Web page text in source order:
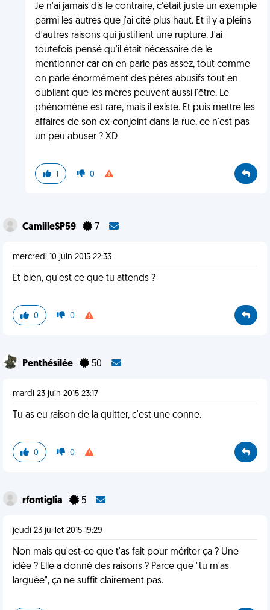
Je n'ai jamais dis le contraire, c'était juste un exemple
parmi les autres que j'ai cité plus haut. Et il y a pleins
d'autres raisons qui justifient une rupture. J'ai
toutefois pensé qu'il était nécessaire de le
mentionner car on en parle pas assez, tout comme
on parle énormément des pères abusifs tout en
oubliant que les mères peuvent aussi l'être. Le
phénomène est rare, mais il existe. Et puis mettre les
affaires de son ex-conjoint dans la rue, ce n'est pas
un peu abuser ? XD
1 0
CamilleSP59 7
mercredi 10 juin 2015 22:33
Et bien, qu'est ce que tu attends ?
0 0
Penthésilée 50
mardi 23 juin 2015 23:17
Tu as eu raison de la quitter, c'est une conne.
0 0
rfontiglia 5
jeudi 23 juillet 2015 19:29
Non mais qu'est-ce que t'as fait pour mériter ça ? Une
idée ? Elle a donné des raisons ? Parce que "tu m'as
larguée", ça ne suffit clairement pas.